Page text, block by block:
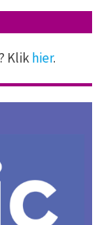
Klikhier.